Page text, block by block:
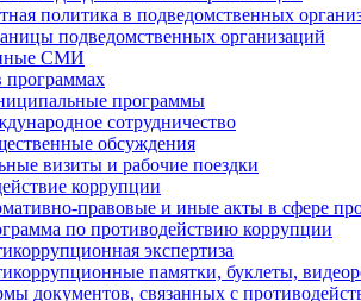
политика в подведомственных
подведомственных организаций
СМИ
программах
программы
сотрудничество
обсуждения
визиты и рабочие поездки
коррупции
правовые и иные акты в сфере
по противодействию коррупции
экспертиза
памятки, буклеты,
документов, связанных с